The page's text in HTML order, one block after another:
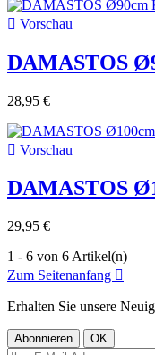
 Vorschau
DAMASTOS
28,95 €
 Vorschau
DAMASTOS
29,95 €
1 - 6 von 6 Artikel(n)
Zum Seitenanfang 
Erhalten Sie unsere